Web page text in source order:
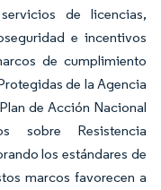
de licencias,
e incentivos
de cumplimiento
de la Agencia
de Acción Nacional
sobre Resistencia
los estándares de
marcos favorecen a